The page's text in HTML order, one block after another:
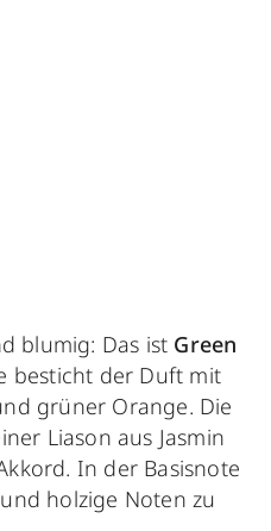
blumig: Das ist Green
besticht der Duft mit
grüner Orange. Die
Liason aus Jasmin
In der Basisnote
holzige Noten zu